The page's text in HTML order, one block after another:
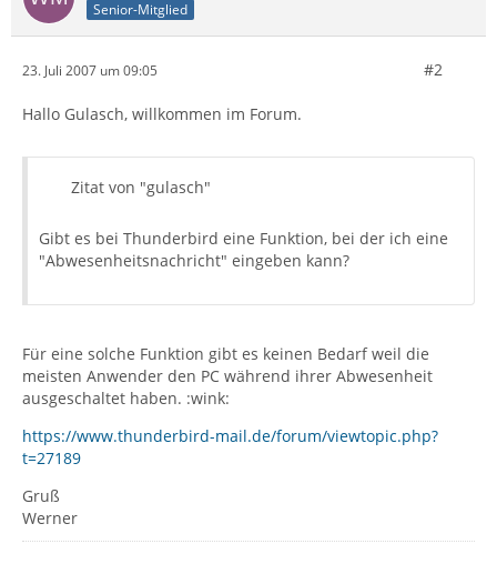
Senior-Mitglied
23. Juli 2007 um 09:05 #2
Hallo Gulasch, willkommen im Forum.
Zitat von "gulasch"
Gibt es bei Thunderbird eine Funktion, bei der ich eine
"Abwesenheitsnachricht" eingeben kann?
Für eine solche Funktion gibt es keinen Bedarf weil die
meisten Anwender den PC während ihrer Abwesenheit
ausgeschaltet haben. :wink:
https://www.thunderbird-mail.de/forum/viewtopic.php?
t=27189
Gruß
Werner